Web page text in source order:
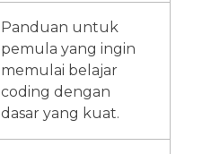
Panduan untuk
pemula yang ingin
memulai belajar
coding dengan
dasar yang kuat.